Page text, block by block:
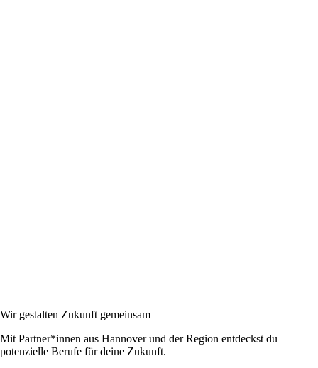
Wir gestalten Zukunft gemeinsam
Mit Partner*innen aus Hannover und der Region entdeckst du
potenzielle Berufe für deine Zukunft.